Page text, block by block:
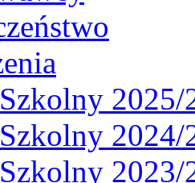
2025/
2024/
2023/